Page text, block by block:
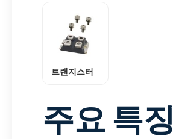
트랜지스터
주요 특징